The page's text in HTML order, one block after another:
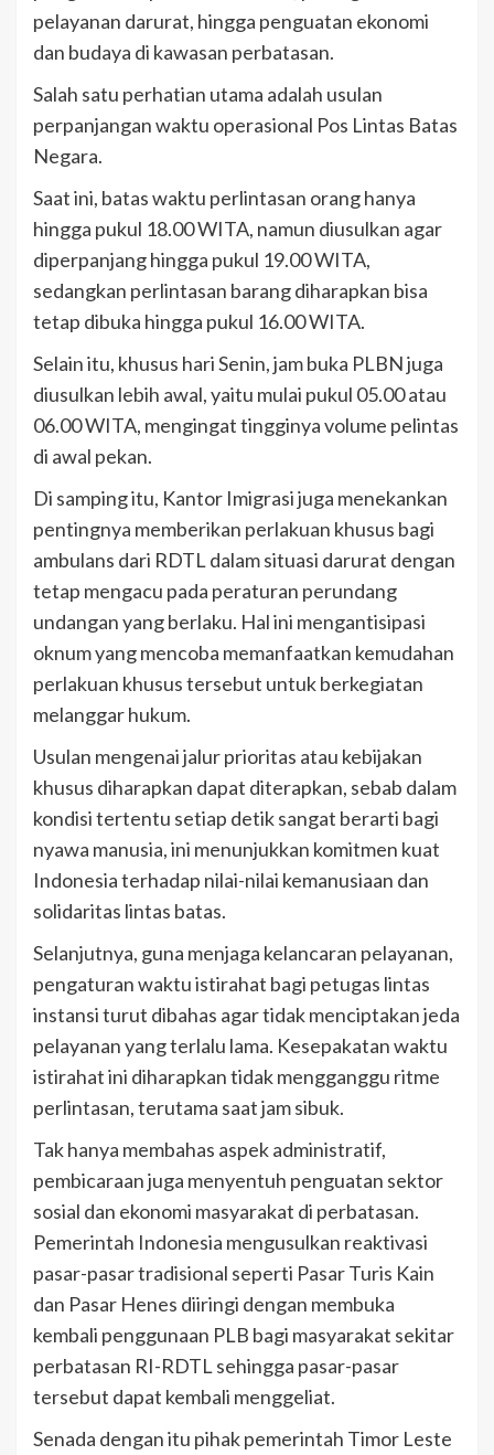
pelayanan darurat, hingga penguatan ekonomi
dan budaya di kawasan perbatasan.
Salah satu perhatian utama adalah usulan
perpanjangan waktu operasional Pos Lintas Batas
Negara.
Saat ini, batas waktu perlintasan orang hanya
hingga pukul 18.00 WITA, namun diusulkan agar
diperpanjang hingga pukul 19.00 WITA,
sedangkan perlintasan barang diharapkan bisa
tetap dibuka hingga pukul 16.00 WITA.
Selain itu, khusus hari Senin, jam buka PLBN juga
diusulkan lebih awal, yaitu mulai pukul 05.00 atau
06.00 WITA, mengingat tingginya volume pelintas
di awal pekan.
Di samping itu, Kantor Imigrasi juga menekankan
pentingnya memberikan perlakuan khusus bagi
ambulans dari RDTL dalam situasi darurat dengan
tetap mengacu pada peraturan perundang
undangan yang berlaku. Hal ini mengantisipasi
oknum yang mencoba memanfaatkan kemudahan
perlakuan khusus tersebut untuk berkegiatan
melanggar hukum.
Usulan mengenai jalur prioritas atau kebijakan
khusus diharapkan dapat diterapkan, sebab dalam
kondisi tertentu setiap detik sangat berarti bagi
nyawa manusia, ini menunjukkan komitmen kuat
Indonesia terhadap nilai-nilai kemanusiaan dan
solidaritas lintas batas.
Selanjutnya, guna menjaga kelancaran pelayanan,
pengaturan waktu istirahat bagi petugas lintas
instansi turut dibahas agar tidak menciptakan jeda
pelayanan yang terlalu lama. Kesepakatan waktu
istirahat ini diharapkan tidak mengganggu ritme
perlintasan, terutama saat jam sibuk.
Tak hanya membahas aspek administratif,
pembicaraan juga menyentuh penguatan sektor
sosial dan ekonomi masyarakat di perbatasan.
Pemerintah Indonesia mengusulkan reaktivasi
pasar-pasar tradisional seperti Pasar Turis Kain
dan Pasar Henes diiringi dengan membuka
kembali penggunaan PLB bagi masyarakat sekitar
perbatasan RI-RDTL sehingga pasar-pasar
tersebut dapat kembali menggeliat.
Senada dengan itu pihak pemerintah Timor Leste